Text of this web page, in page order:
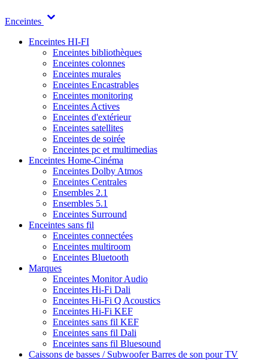
Enceintes
Enceintes HI-FI
Enceintes bibliothèques
Enceintes colonnes
Enceintes murales
Enceintes Encastrables
Enceintes monitoring
Enceintes Actives
Enceintes d'extérieur
Enceintes satellites
Enceintes de soirée
Enceintes pc et multimedias
Enceintes Home-Cinéma
Enceintes Dolby Atmos
Enceintes Centrales
Ensembles 2.1
Ensembles 5.1
Enceintes Surround
Enceintes sans fil
Enceintes connectées
Enceintes multiroom
Enceintes Bluetooth
Marques
Enceintes Monitor Audio
Enceintes Hi-Fi Dali
Enceintes Hi-Fi Q Acoustics
Enceintes Hi-Fi KEF
Enceintes sans fil KEF
Enceintes sans fil Dali
Enceintes sans fil Bluesound
Caissons de basses / SubwooferBarres de son pour TV